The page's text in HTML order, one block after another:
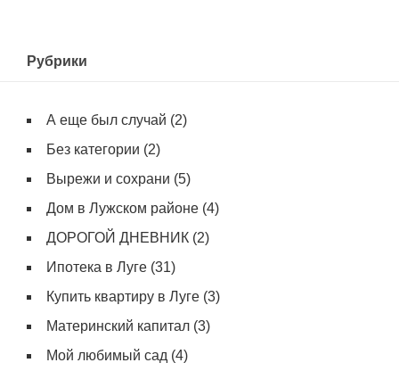
Рубрики
А еще был случай (2)
Без категории (2)
Вырежи и сохрани (5)
Дом в Лужском районе (4)
ДОРОГОЙ ДНЕВНИК (2)
Ипотека в Луге (31)
Купить квартиру в Луге (3)
Материнский капитал (3)
Мой любимый сад (4)